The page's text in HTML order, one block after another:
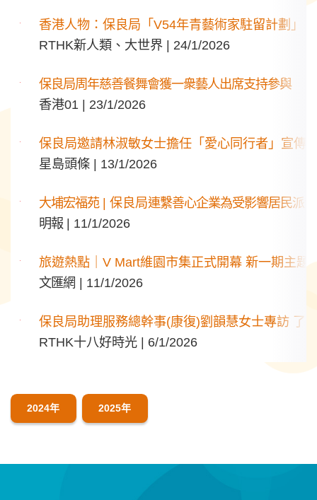
香港人物：保良局「V54年青藝術家駐留計劃」
RTHK新人類、大世界 | 24/1/2026
保良局周年慈善餐舞會獲一衆藝人出席支持參與
香港01 | 23/1/2026
保良局邀請林淑敏女士擔任「愛心同行者」宣傳
星島頭條 | 13/1/2026
大埔宏福苑| 保良局連繫善心企業為受影響居民派
明報 | 11/1/2026
旅遊熱點｜V Mart維園市集正式開幕 新一期主題
文匯網 | 11/1/2026
保良局助理服務總幹事(康復)劉韻慧女士專訪 了
RTHK十八好時光 | 6/1/2026
2024年 2025年